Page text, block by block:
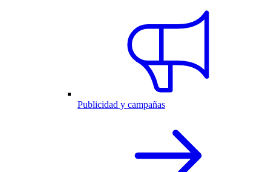
Publicidad y campañas